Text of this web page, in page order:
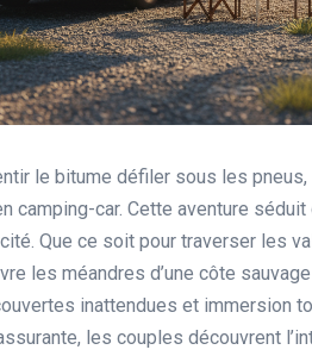
le bitume défiler sous les
camping-car. Cette aventure
Que ce soit pour traverser les
les méandres d’une côte
inattendues et immersion
les couples découvrent